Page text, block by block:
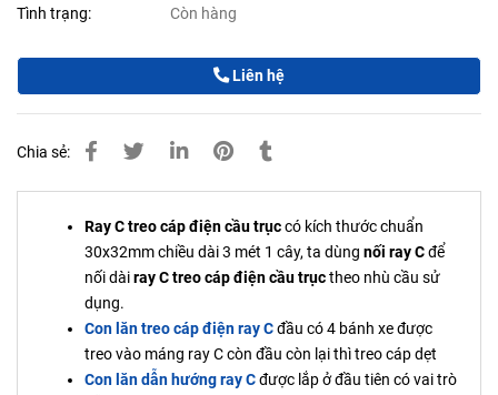
Tình trạng: Còn hàng
Liên hệ
Chia sẻ:
Ray C treo cáp điện cầu trụccó kích thước chuẩn
30x32mm chiều dài 3 mét 1 cây, ta dùng nối ray Cđể
nối dàiray C treo cáp điện cầu trụctheo nhù cầu sử
dụng.
Con lăn treo cáp điện ray Cđầu có 4 bánh xe được
treo vào máng ray C còn đầu còn lại thì treo cáp dẹt
Con lăn dẫn hướng ray Cđược lắp ở đầu tiên có vai trò